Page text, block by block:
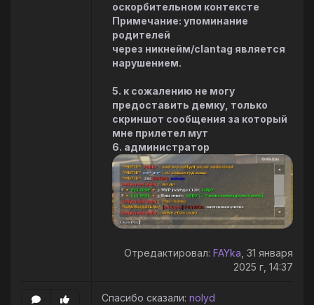
оскорбительном контексте
Примечание: упоминание
родителей
через никнейм/clantag является
нарушением.
5. к сожалению не могу
предоставить демку, только
скриншот сообщения за который
мне прилетел мут
6. администратор
Отредактировал: FAYka , 31 января
2025 г, 14:37
Спасибо сказали: nolyd